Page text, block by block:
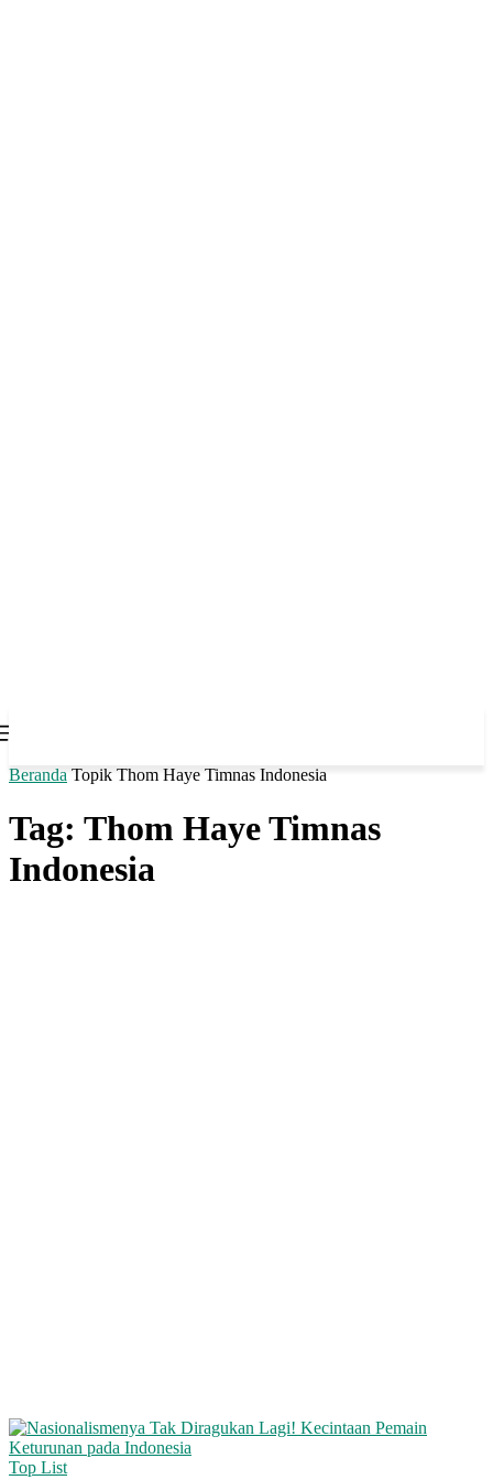
Beranda Topik Thom Haye Timnas Indonesia
Tag: Thom Haye Timnas
Indonesia
Top List